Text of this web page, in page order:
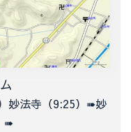
妙法寺（9:25）➠妙
➠